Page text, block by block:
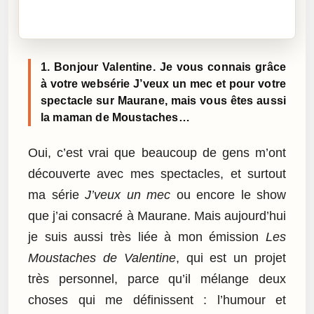
1. Bonjour Valentine. Je vous connais grâce
à votre websérie J’veux un mec et pour votre
spectacle sur Maurane, mais vous êtes aussi
la maman de Moustaches…
Oui, c’est vrai que beaucoup de gens m’ont
découverte avec mes spectacles, et surtout
ma série J’veux un mec ou encore le show
que j’ai consacré à Maurane. Mais aujourd’hui
je suis aussi très liée à mon émission Les
Moustaches de Valentine, qui est un projet
très personnel, parce qu’il mélange deux
choses qui me définissent : l’humour et